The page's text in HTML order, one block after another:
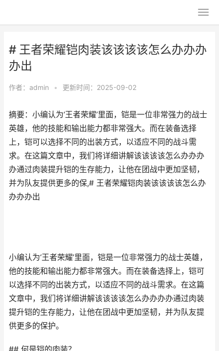
# 王者荣耀铠肉装该该该该怎么办办办
办出
作者： admin • 更新时间：2025-09-02
摘要：小编认为‘王者荣耀’里面，铠是一位非常强力的战士
英雄，他的技能和输出能力都非常强大。而在装备选择
上，铠可以选择不同的出装方式，以适应不同的战斗需
求。在这篇文章中，我们将详细讲解该该该该怎么办办办
办通过肉装提升铠的生存能力，让他在团战中更加坚韧，
并为队友提供更多的保,# 王者荣耀铠肉装该该该该怎么办
办办办出
小编认为‘王者荣耀’里面，铠是一位非常强力的战士英雄，
他的技能和输出能力都非常强大。而在装备选择上，铠可
以选择不同的出装方式，以适应不同的战斗需求。在这篇
文章中，我们将详细讲解该该该该怎么办办办办通过肉装
提升铠的生存能力，让他在团战中更加坚韧，并为队友提
供更多的保护。